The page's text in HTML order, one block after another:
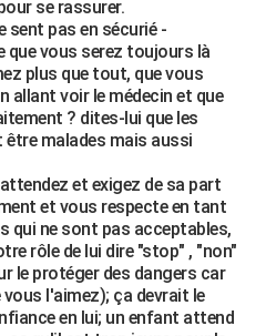
se rassurer.
sent pas en sécurié -
que vous serez toujours là
plus que tout, que vous
allant voir le médecin et que
? dites-lui que les
être malades mais aussi
et exigez de sa part
et vous respecte en tant
qui ne sont pas acceptables,
rôle de lui dire "stop" , "non"
le protéger des dangers car
l'aimez); ça devrait le
en lui; un enfant attend